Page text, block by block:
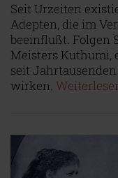
Seit Urzeiten
Adepten, die im
beeinflußt. Folgen
Meisters Kuthumi,
seit
wirken.